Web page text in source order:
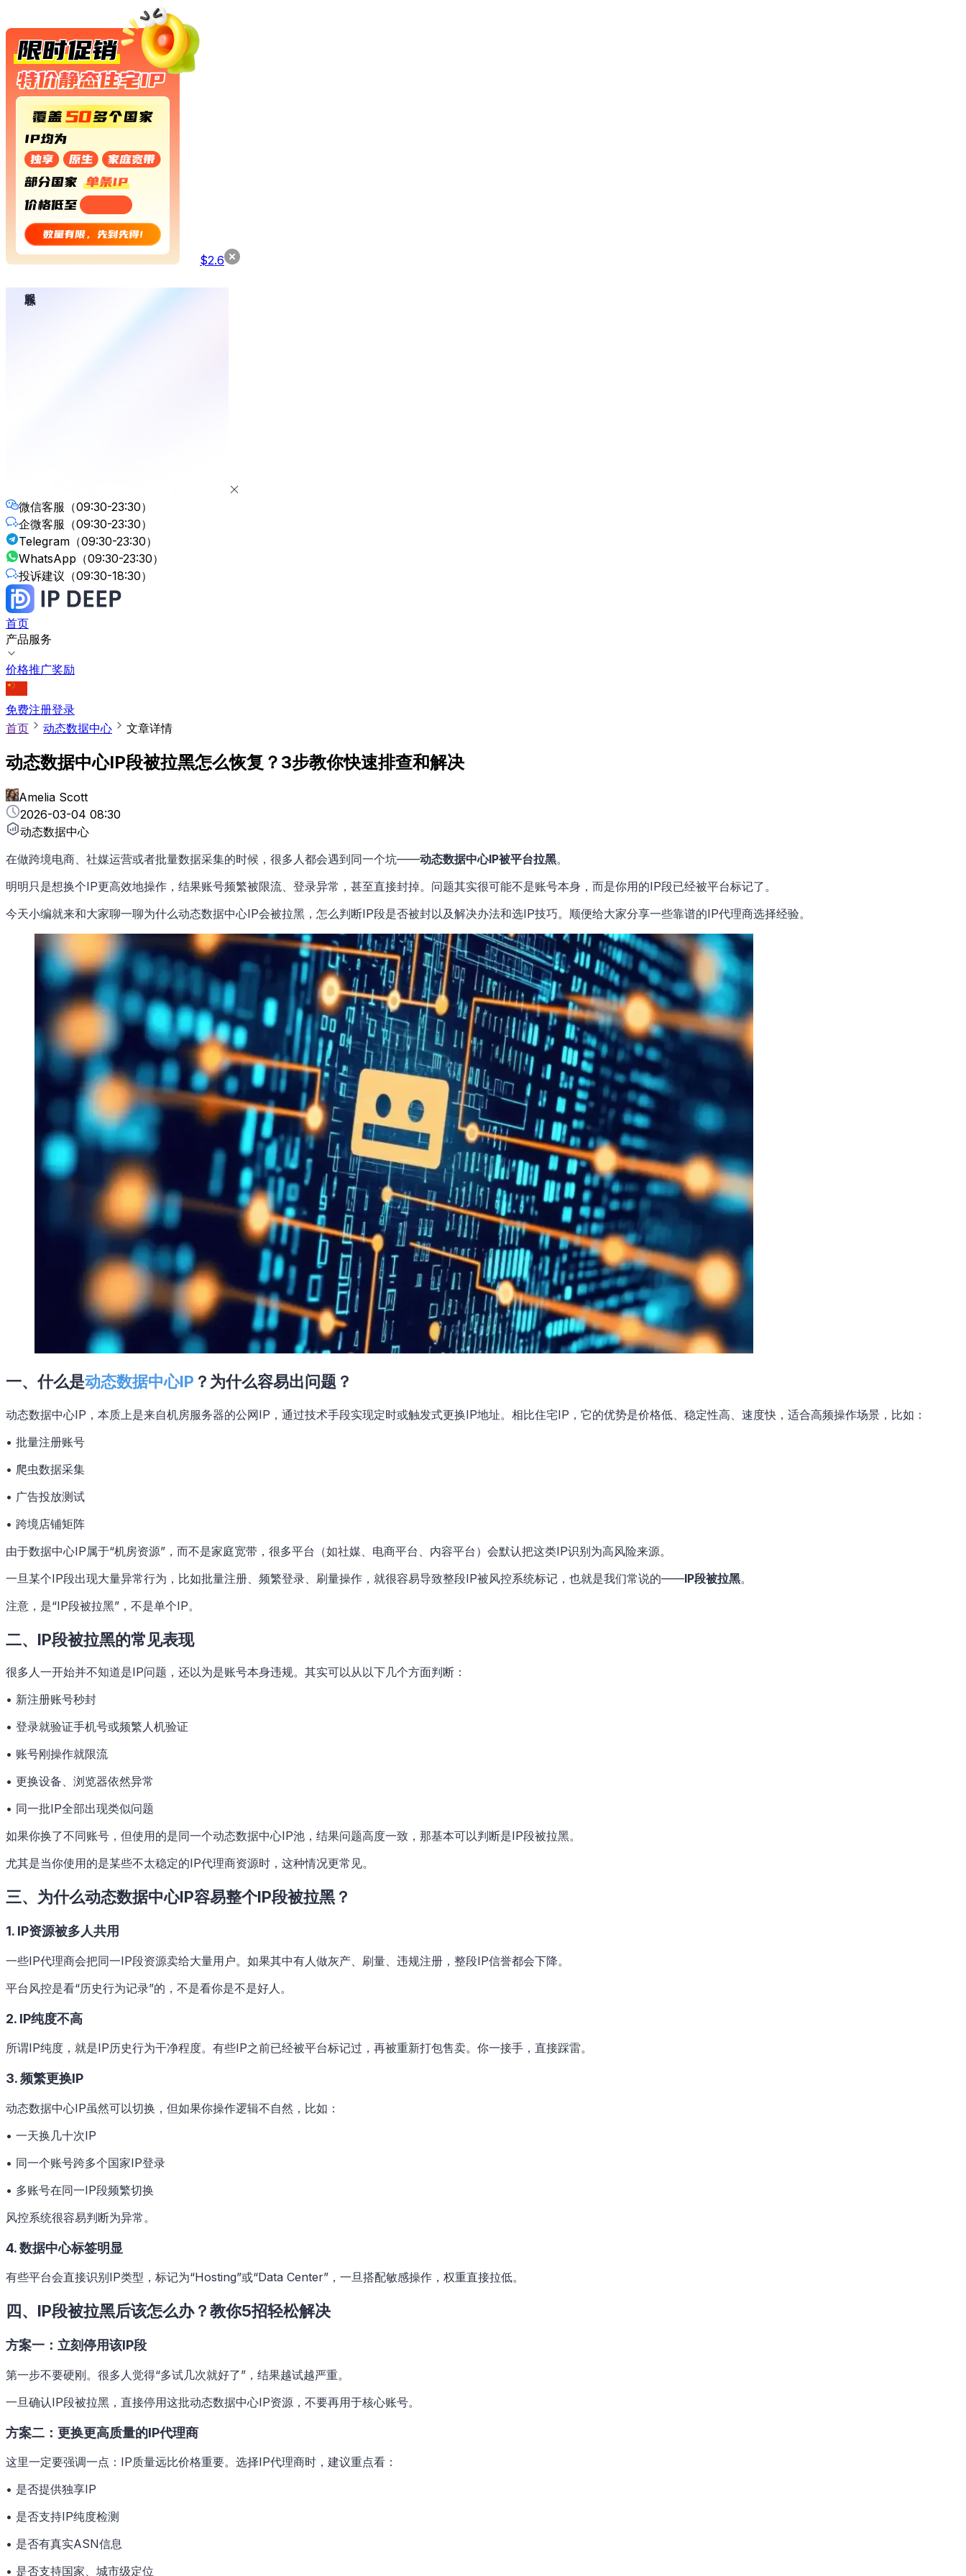
$2.6
微信客服 （09:30-23:30）
企微客服 （09:30-23:30）
Telegram （09:30-23:30）
WhatsApp （09:30-23:30）
投诉建议 （09:30-18:30）
首页
产品服务
价格推广奖励
免费注册登录
首页
动态数据中心 文章详情
动态数据中心IP段被拉黑怎么恢复？3步教你快速排查和解决
Amelia Scott
2026-03-04 08:30
动态数据中心
在做跨境电商、社媒运营或者批量数据采集的时候，很多人都会遇到同一个坑——动态数据中心IP被平台拉黑。
明明只是想换个IP更高效地操作，结果账号频繁被限流、登录异常，甚至直接封掉。问题其实很可能不是账号本身，而是你用的IP段已经被平台标记了。
今天小编就来和大家聊一聊为什么动态数据中心IP会被拉黑，怎么判断IP段是否被封以及解决办法和选IP技巧。顺便给大家分享一些靠谱的IP代理商选择经验。
一、什么是动态数据中心IP ？为什么容易出问题？
动态数据中心IP，本质上是来自机房服务器的公网IP，通过技术手段实现定时或触发式更换IP地址。相比住宅IP，它的优势是价格低、稳定性高、速度快，适合高频操作场景，比如：
• 批量注册账号
• 爬虫数据采集
• 广告投放测试
• 跨境店铺矩阵
由于数据中心IP属于“机房资源”，而不是家庭宽带，很多平台（如社媒、电商平台、内容平台）会默认把这类IP识别为高风险来源。
一旦某个IP段出现大量异常行为，比如批量注册、频繁登录、刷量操作，就很容易导致整段IP被风控系统标记，也就是我们常说的——IP段被拉黑。
注意，是“IP段被拉黑”，不是单个IP。
二、IP段被拉黑的常见表现
很多人一开始并不知道是IP问题，还以为是账号本身违规。其实可以从以下几个方面判断：
• 新注册账号秒封
• 登录就验证手机号或频繁人机验证
• 账号刚操作就限流
• 更换设备、浏览器依然异常
• 同一批IP全部出现类似问题
如果你换了不同账号，但使用的是同一个动态数据中心IP池，结果问题高度一致，那基本可以判断是IP段被拉黑。
尤其是当你使用的是某些不太稳定的IP代理商资源时，这种情况更常见。
三、为什么动态数据中心IP容易整个IP段被拉黑？
1. IP资源被多人共用
一些IP代理商会把同一IP段资源卖给大量用户。如果其中有人做灰产、刷量、违规注册，整段IP信誉都会下降。
平台风控是看“历史行为记录”的，不是看你是不是好人。
2. IP纯度不高
所谓IP纯度，就是IP历史行为干净程度。有些IP之前已经被平台标记过，再被重新打包售卖。你一接手，直接踩雷。
3. 频繁更换IP
动态数据中心IP虽然可以切换，但如果你操作逻辑不自然，比如：
• 一天换几十次IP
• 同一个账号跨多个国家IP登录
• 多账号在同一IP段频繁切换
风控系统很容易判断为异常。
4. 数据中心标签明显
有些平台会直接识别IP类型，标记为“Hosting”或“Data Center”，一旦搭配敏感操作，权重直接拉低。
四、IP段被拉黑后该怎么办？教你5招轻松解决
方案一：立刻停用该IP段
第一步不要硬刚。很多人觉得“多试几次就好了”，结果越试越严重。
一旦确认IP段被拉黑，直接停用这批动态数据中心IP资源，不要再用于核心账号。
方案二：更换更高质量的IP代理商
这里一定要强调一点：IP质量远比价格重要。选择IP代理商时，建议重点看：
• 是否提供独享IP
• 是否支持IP纯度检测
• 是否有真实ASN信息
• 是否支持国家、城市级定位